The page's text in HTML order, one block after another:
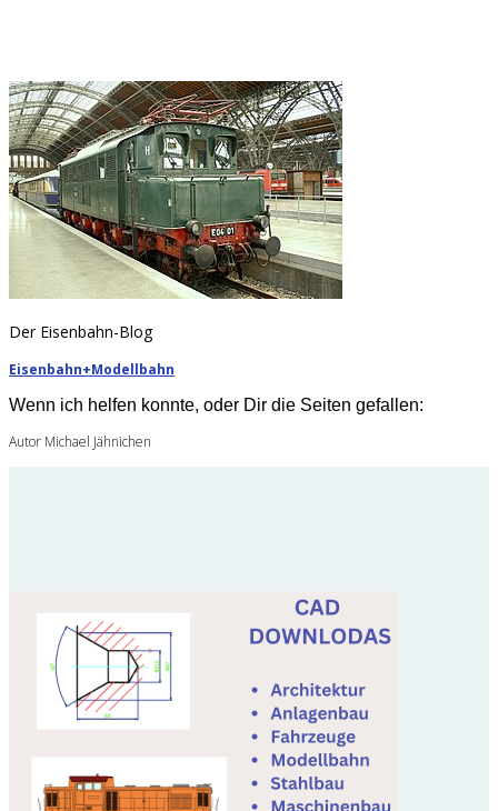
Der Eisenbahn-Blog
Eisenbahn+Modellbahn
Wenn ich helfen konnte, oder Dir die Seiten gefallen:
Autor Michael Jähnichen